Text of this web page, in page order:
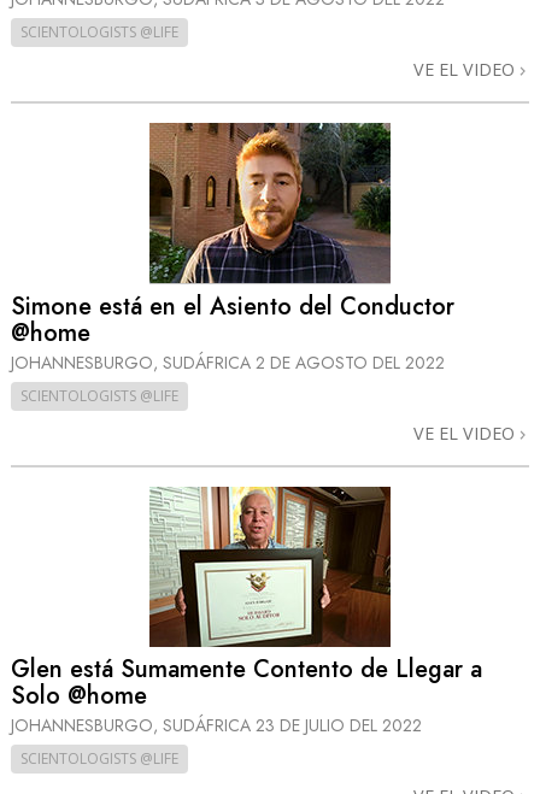
SCIENTOLOGISTS @LIFE
VE EL VIDEO
Simone está en el Asiento del Conductor
@home
JOHANNESBURGO, SUDÁFRICA 2 DE AGOSTO DEL 2022
SCIENTOLOGISTS @LIFE
VE EL VIDEO
Glen está Sumamente Contento de Llegar a
Solo @home
JOHANNESBURGO, SUDÁFRICA 23 DE JULIO DEL 2022
SCIENTOLOGISTS @LIFE